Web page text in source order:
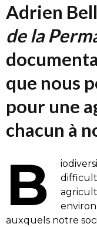
Adrien
de la
que nous
pour une
chacun à
B
auxquels notre